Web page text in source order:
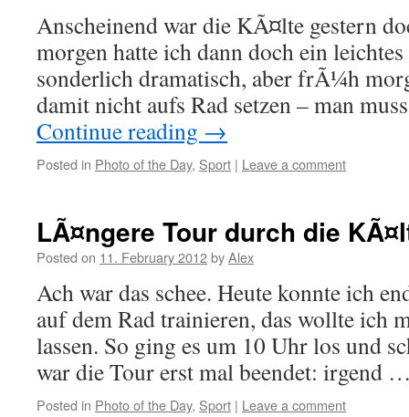
Anscheinend war die KÃ¤lte gestern
morgen hatte ich dann doch ein
sonderlich dramatisch, aber frÃ¼h
damit nicht aufs Rad setzen – man
Continue reading →
Posted in Photo of the Day, Sport | Leave a comment
LÃ¤ngere Tour durch die
Posted on 11. February 2012byAlex
Ach war das schee. Heute konnte ich
auf dem Rad trainieren, das wollte ich
lassen. So ging es um 10 Uhr los und
war die Tour erst mal beendet: irgend
Posted in Photo of the Day, Sport | Leave a comment